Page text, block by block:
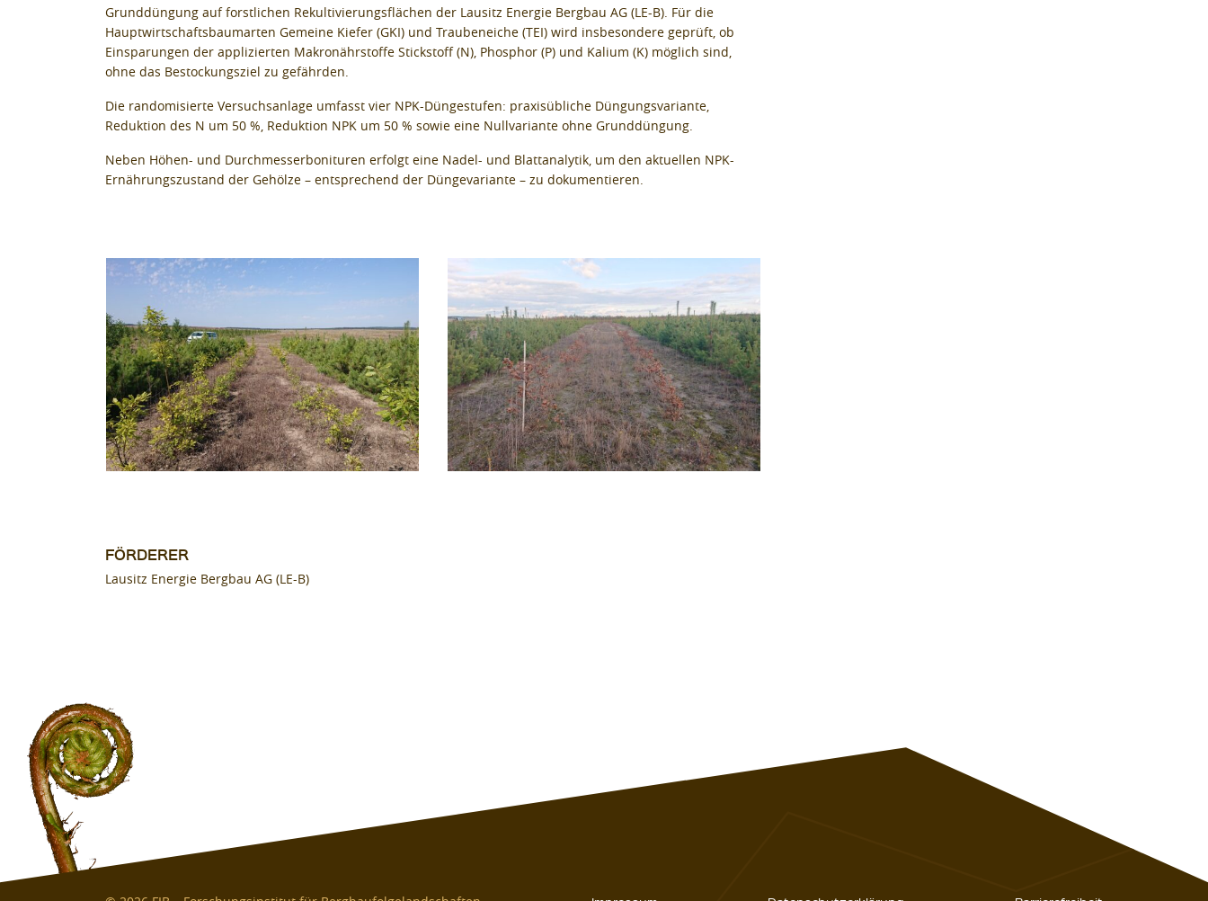
Grunddüngung auf forstlichen Rekultivierungsflächen der Lausitz Energie Bergbau AG (LE-B). Für die
Hauptwirtschaftsbaumarten Gemeine Kiefer (GKI) und Traubeneiche (TEI) wird insbesondere geprüft, ob
Einsparungen der applizierten Makronährstoffe Stickstoff (N), Phosphor (P) und Kalium (K) möglich sind,
ohne das Bestockungsziel zu gefährden.
Die randomisierte Versuchsanlage umfasst vier NPK-Düngestufen: praxisübliche Düngungsvariante,
Reduktion des N um 50 %, Reduktion NPK um 50 % sowie eine Nullvariante ohne Grunddüngung.
Neben Höhen- und Durchmesserbonituren erfolgt eine Nadel- und Blattanalytik, um den aktuellen NPK-
Ernährungszustand der Gehölze – entsprechend der Düngevariante – zu dokumentieren.
FÖRDERER
Lausitz Energie Bergbau AG (LE-B)